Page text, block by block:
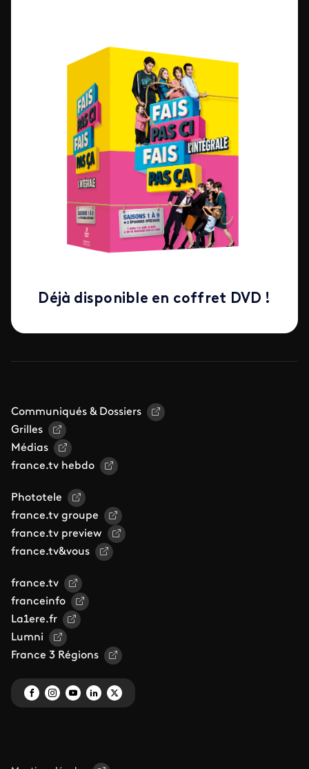
Déjà disponible en coffret DVD !
Communiqués & Dossiers
Grilles
Médias
france.tv hebdo
Phototele
france.tv groupe
france.tv preview
france.tv&vous
france.tv
franceinfo
La1ere.fr
Lumni
France 3 Régions